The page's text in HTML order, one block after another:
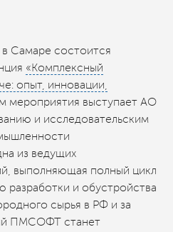
в Самаре состоится
«Комплексный
опыт, инновации,
мероприятия выступает АО
и исследовательским
из ведущих
выполняющая полный цикл
разработки и обустройства
сырья в РФ и за
ПМСОФТ станет